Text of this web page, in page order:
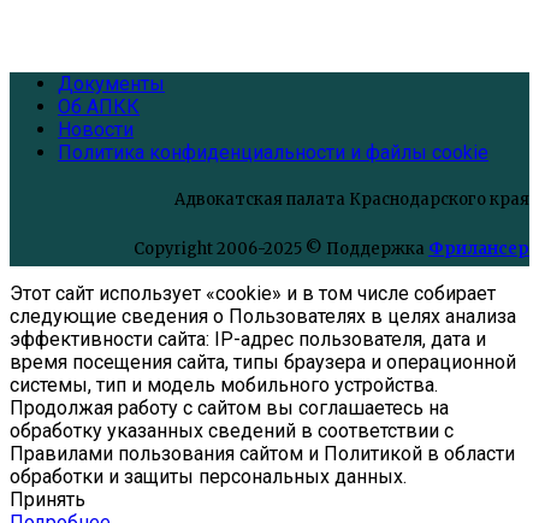
Документы
Об АПКК
Новости
Политика конфиденциальности и файлы cookie
Адвокатская палата Краснодарского края
Copyright 2006-2025 © Поддержка Фрилансер
Этот cайт использует «cookie» и в том числе собирает
следующие сведения о Пользователях в целях анализа
эффективности cайта: IP-адрес пользователя, дата и
время посещения cайта, типы браузера и операционной
системы, тип и модель мобильного устройства.
Продолжая работу с cайтом вы соглашаетесь на
обработку указанных сведений в соответствии с
Правилами пользования cайтом и Политикой в области
обработки и защиты персональных данных.
Принять